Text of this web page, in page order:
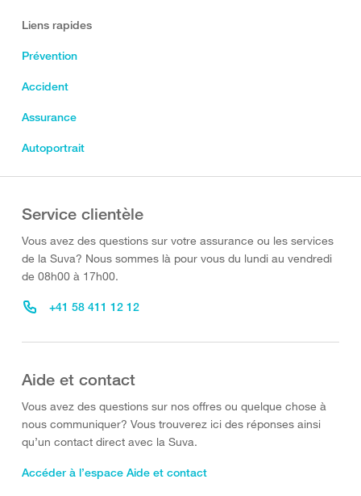
Liens rapides
Prévention
Accident
Assurance
Autoportrait
Service clientèle
Vous avez des questions sur votre assurance ou les services
de la Suva? Nous sommes là pour vous du lundi au vendredi
de 08h00 à 17h00.
+41 58 411 12 12
Aide et contact
Vous avez des questions sur nos offres ou quelque chose à
nous communiquer? Vous trouverez ici des réponses ainsi
qu’un contact direct avec la Suva.
Accéder à l’espace Aide et contact